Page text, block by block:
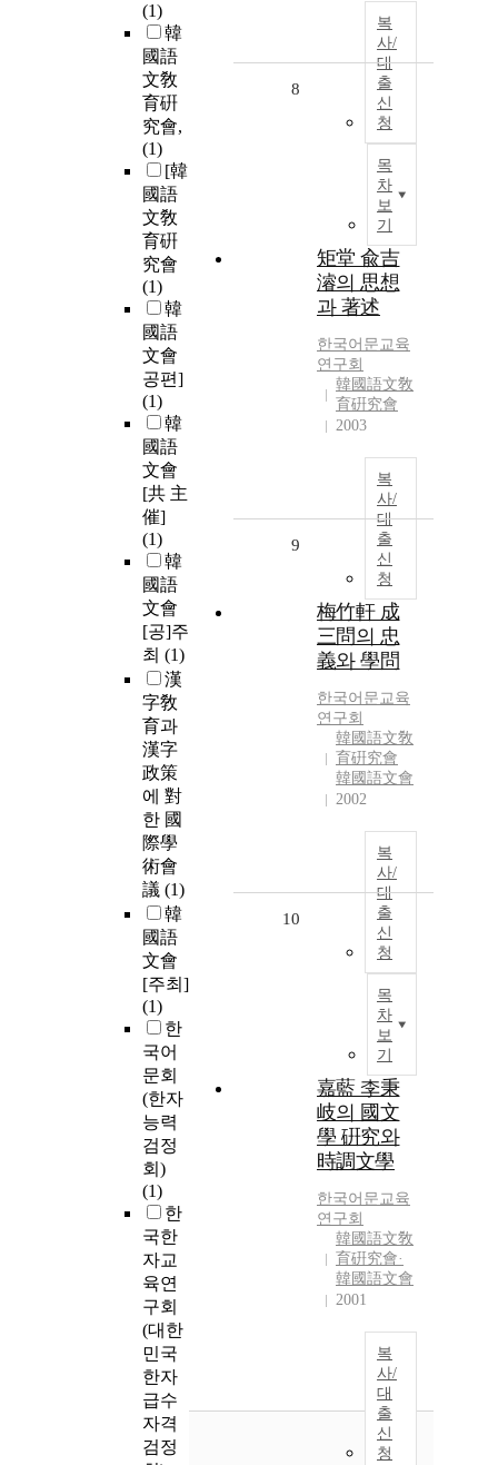
(1)
韓
國語
文敎
育硏
究會,
(1)
[韓
國語
文敎
育硏
究會
(1)
韓
國語
文會
공편]
(1)
韓
國語
文會
[共 主
催]
(1)
韓
國語
文會
[공]주
최 (1)
漢
字敎
育과
漢字
政策
에 對
한 國
際學
術會
議 (1)
韓
國語
文會
[주최]
(1)
한
국어
문회
(한자
능력
검정
회)
(1)
한
국한
자교
육연
구회
(대한
민국
한자
급수
자격
검정
복
사/
대
출
신
청
목
차
보
기
8
矩堂 兪吉
濬의 思想
과 著述
한국어문교육
연구회
韓國語文敎
育硏究會
2003
복
사/
대
출
신
청
9
梅竹軒 成
三問의 忠
義와 學問
한국어문교육
연구회
韓國語文敎
育硏究會
韓國語文會
2002
복
사/
대
출
신
청
목
차
보
기
10
嘉藍 李秉
岐의 國文
學 硏究와
時調文學
한국어문교육
연구회
韓國語文敎
育硏究會·
韓國語文會
2001
복
사/
대
출
신
청